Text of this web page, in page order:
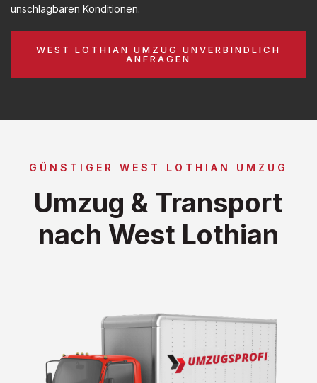
unschlagbaren Konditionen.
WEST LOTHIAN UMZUG UNVERBINDLICH
ANFRAGEN
GÜNSTIGER WEST LOTHIAN UMZUG
Umzug & Transport
nach West Lothian